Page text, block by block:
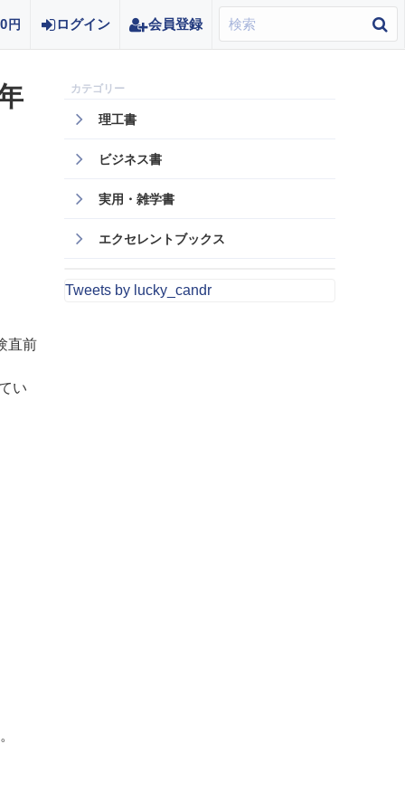
0 円 ログイン 会員登録
直前
い
理工書
ビジネス書
実用・雑学書
エクセレントブックス
Tweets by lucky_candr